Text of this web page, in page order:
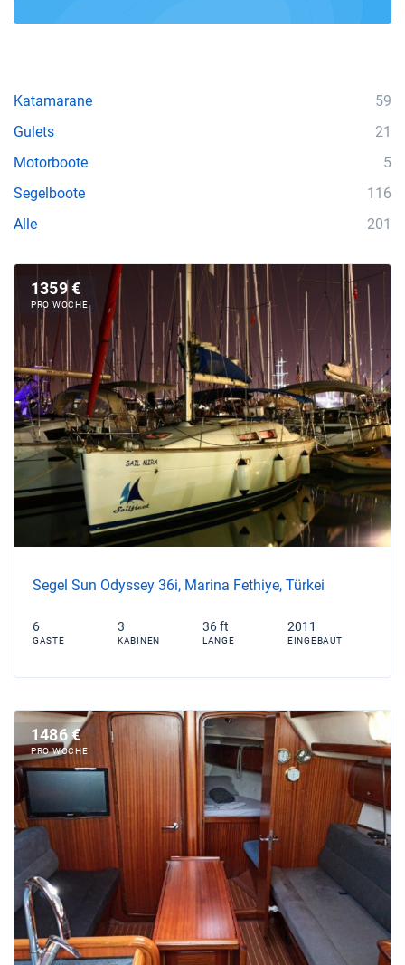
Katamarane
59
Gulets
21
Motorboote
5
Segelboote
116
Alle
201
1359 €
PRO WOCHE
Segel Sun Odyssey 36i, Marina Fethiye, Türkei
6
GASTE
3
KABINEN
36 ft
LANGE
2011
EINGEBAUT
1486 €
PRO WOCHE